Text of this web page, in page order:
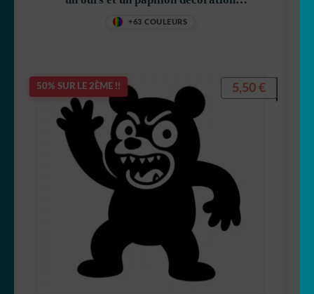
decostickerstore – ZGNVD7
+63 COULEURS
50% SUR LE 2ÈME !! 5,50 €